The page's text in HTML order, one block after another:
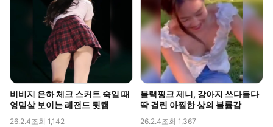
비비지 은하 체크 스커트 숙일 때
엉밑살 보이는 레전드 뒷캠
26.2.4조회 1,142
블랙핑크 제니, 강아지 쓰다듬다
딱 걸린 아찔한 상의 볼륨감
26.2.4조회 1,367